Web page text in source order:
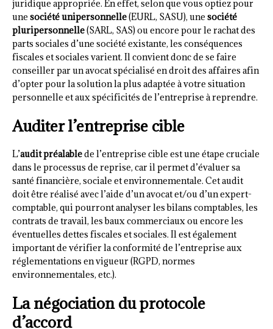
juridique appropriée. En effet, selon que vous optiez pour
une société unipersonnelle(EURL, SASU), une société
pluripersonnelle(SARL, SAS) ou encore pour le rachat des
parts sociales d’une société existante, les conséquences
fiscales et sociales varient. Il convient donc de se faire
conseiller par un avocat spécialisé en droit des affaires afin
d’opter pour la solution la plus adaptée à votre situation
personnelle et aux spécificités de l’entreprise à reprendre.
Auditer l’entreprise cible
L’audit préalablede l’entreprise cible est une étape cruciale
dans le processus de reprise, car il permet d’évaluer sa
santé financière, sociale et environnementale. Cet audit
doit être réalisé avec l’aide d’un avocat et/ou d’un expert-
comptable, qui pourront analyser les bilans comptables, les
contrats de travail, les baux commerciaux ou encore les
éventuelles dettes fiscales et sociales. Il est également
important de vérifier la conformité de l’entreprise aux
réglementations en vigueur (RGPD, normes
environnementales, etc.).
La négociation du protocole
d’accord